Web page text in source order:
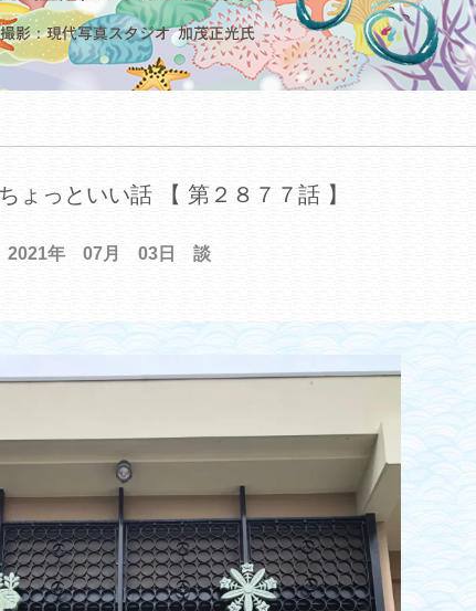
ょっといい話 【 第２８７７話 】
2021年 07月 03日 談